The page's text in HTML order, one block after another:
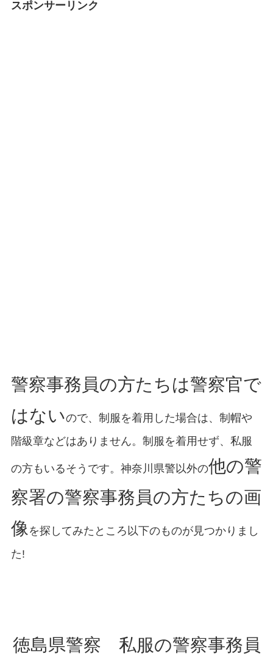
スポンサーリンク
警察事務員の方たちは警察官で
はないので、制服を着用した場合は、制帽や
階級章などはありません。制服を着用せず、私服
の方もいるそうです。神奈川県警以外の他の警
察署の警察事務員の方たちの画
像 を探してみたところ以下のものが見つかりまし
た!
徳島県警察 私服の警察事務員